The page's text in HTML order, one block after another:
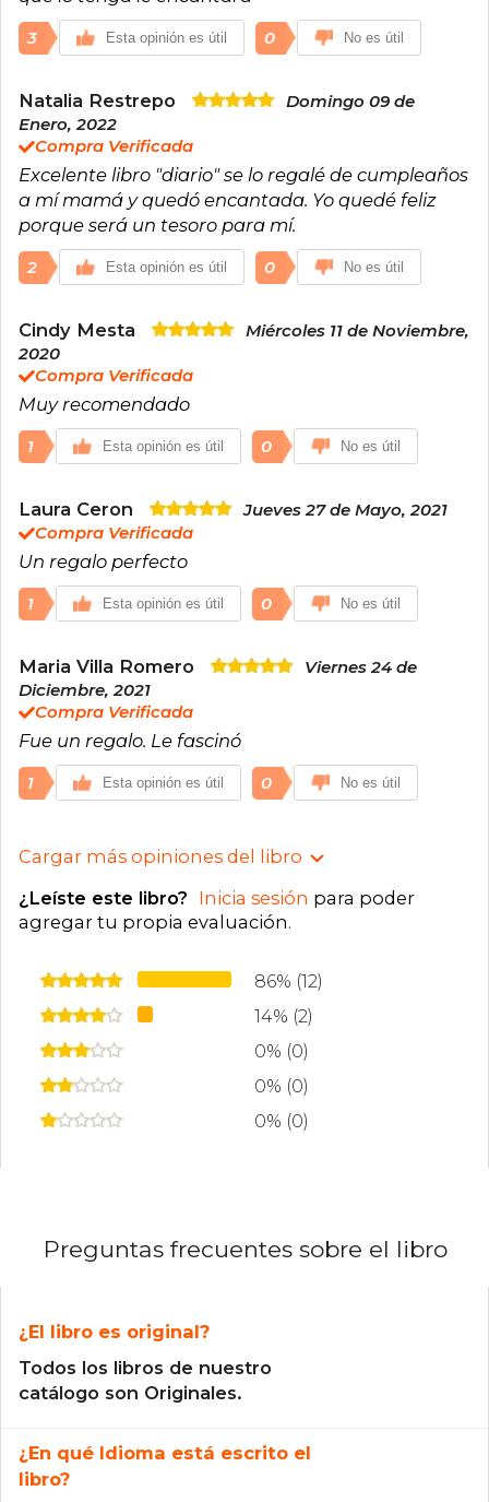
3 Esta opinión es útil 0 No es útil
Natalia Restrepo
Domingo 09 de
Enero, 2022
Compra Verificada
Excelente libro "diario" se lo regalé de cumpleaños
a mí mamá y quedó encantada. Yo quedé feliz
porque será un tesoro para mí.
2 Esta opinión es útil 0 No es útil
Cindy Mesta
Miércoles 11 de Noviembre,
2020
Compra Verificada
Muy recomendado
1 Esta opinión es útil 0 No es útil
Laura Ceron
Jueves 27 de Mayo, 2021
Compra Verificada
Un regalo perfecto
1 Esta opinión es útil 0 No es útil
Maria Villa Romero
Viernes 24 de
Diciembre, 2021
Compra Verificada
Fue un regalo. Le fascinó
1 Esta opinión es útil 0 No es útil
Cargar más opiniones del libro
¿Leíste este libro? Inicia sesión para poder
agregar tu propia evaluación.
86% (12)
14% (2)
0% (0)
0% (0)
0% (0)
Preguntas frecuentes sobre el libro
¿El libro es original?
Todos los libros de nuestro
catálogo son Originales.
¿En qué Idioma está escrito el
libro?